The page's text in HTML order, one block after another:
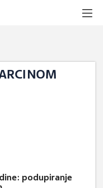
podupiranje